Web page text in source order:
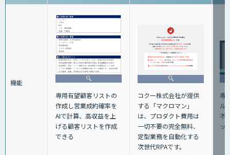
機能
専用有望顧客リストの
作成し営業成約確率を
AIで計算、高収益を上
げる顧客リストを作成
できる
コクー株式会社が提供
する「マクロマン」
は、プロダクト費用は
一切不要の完全無料、
定型業務を自動化する
次世代RPAです。
専
ル
不
ッ